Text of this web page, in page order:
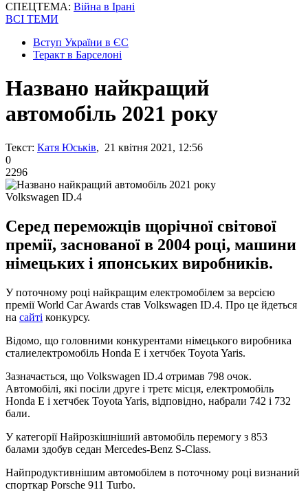
СПЕЦТЕМА: Війна в Ірані
ВСІ ТЕМИ
Вступ України в ЄС
Теракт в Барселоні
Названо найкращий
автомобіль 2021 року
Текст: Катя Юськів, 21 квітня 2021, 12:56
0
2296
Volkswagen ID.4
Серед переможців щорічної світової
премії, заснованої в 2004 році, машини
німецьких і японських виробників.
У поточному році найкращим електромобілем за версією
премії World Car Awards став Volkswagen ID.4. Про це йдеться
на сайті конкурсу.
Відомо, що головними конкурентами німецького виробника
сталиелектромобіль Honda E і хетчбек Toyota Yaris.
Зазначається, що Volkswagen ID.4 отримав 798 очок.
Автомобілі, які посіли друге і третє місця, електромобіль
Honda E і хетчбек Toyota Yaris, відповідно, набрали 742 і 732
бали.
У категорії Найрозкішніший автомобіль перемогу з 853
балами здобув седан Mercedes-Benz S-Class.
Найпродуктивнішим автомобілем в поточному році визнаний
спорткар Porsche 911 Turbo.